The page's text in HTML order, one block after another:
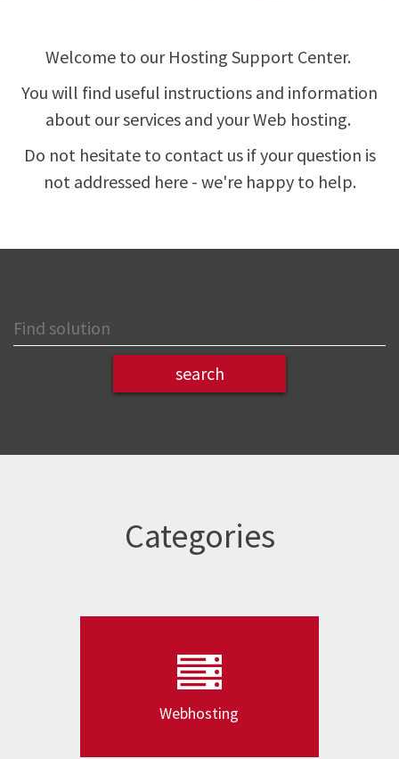
Welcome to our Hosting Support Center.
You will find useful instructions and information
about our services and your Web hosting.
Do not hesitate to contact us if your question is
not addressed here - we're happy to help.
Categories
Webhosting